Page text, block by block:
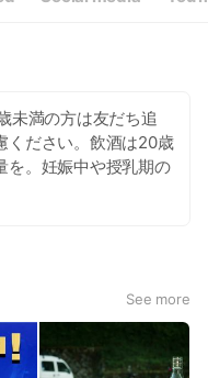
未満の方は友だち追
ください。飲酒は20歳
を。妊娠中や授乳期の
おそれがありますの
See more